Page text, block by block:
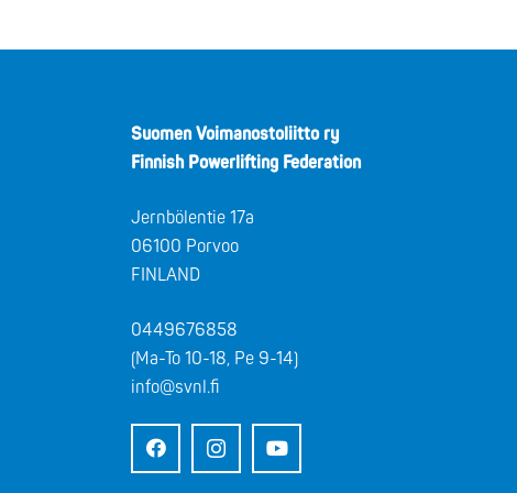
Suomen Voimanostoliitto ry
Finnish Powerlifting Federation
Jernbölentie 17a
06100 Porvoo
FINLAND
0449676858
(Ma-To 10-18, Pe 9-14)
info@svnl.fi